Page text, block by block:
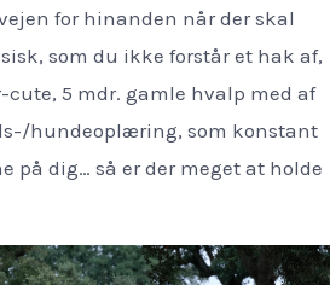
for hinanden når der skal
som du ikke forstår et hak af,
5 mdr. gamle hvalp med af
hundeoplæring, som konstant
på dig… så er der meget at holde